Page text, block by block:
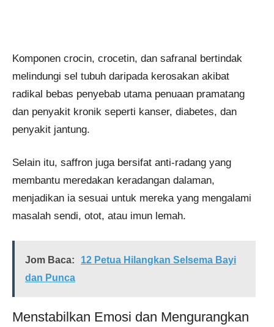
Komponen crocin, crocetin, dan safranal bertindak
melindungi sel tubuh daripada kerosakan akibat
radikal bebas penyebab utama penuaan pramatang
dan penyakit kronik seperti kanser, diabetes, dan
penyakit jantung.
Selain itu, saffron juga bersifat anti-radang yang
membantu meredakan keradangan dalaman,
menjadikan ia sesuai untuk mereka yang mengalami
masalah sendi, otot, atau imun lemah.
Jom Baca:
12 Petua Hilangkan Selsema Bayi
dan Punca
Menstabilkan Emosi dan Mengurangkan